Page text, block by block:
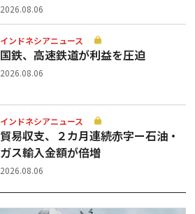
2026.08.06
インドネシアニュース
国鉄、高速鉄道が利益を圧迫
2026.08.06
インドネシアニュース
貿易収支、２カ月連続赤字ー石油・
ガス輸入金額が倍増
2026.08.06